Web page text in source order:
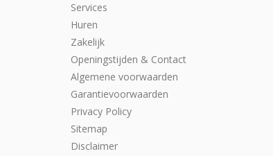
Services
Huren
Zakelijk
Openingstijden & Contact
Algemene voorwaarden
Garantievoorwaarden
Privacy Policy
Sitemap
Disclaimer